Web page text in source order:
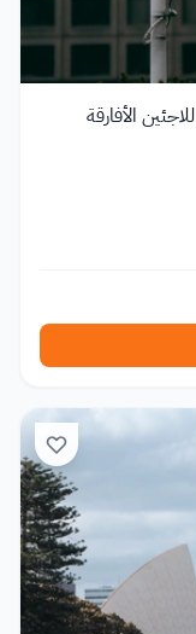
منحة Mastercard Foundation 2027 للاجئين الأفارقة